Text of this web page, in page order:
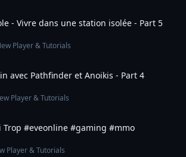
Guide du Wormhole - Vivre dans une station isolée - Part 5
Player & Tutorials
avec Pathfinder et Anoikis - Part 4
Player & Tutorials
Trop #eveonline #gaming #mmo
Player & Tutorials